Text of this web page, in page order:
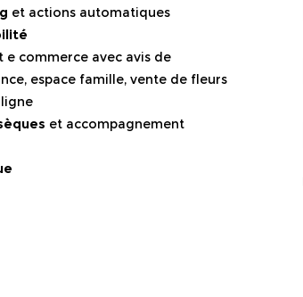
et actions automatiques
e commerce avec avis de
espace famille, vente de fleurs
et accompagnement